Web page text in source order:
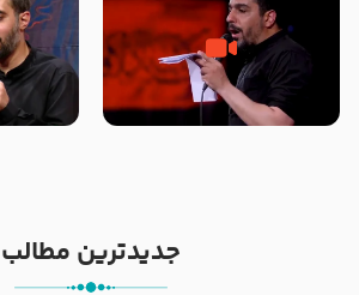
تک ، عبّاس، صاحب دل‌هاست –
حاج حنیف طاهری – عزاداری شب
من غلام
– شور
جدیدترین مطالب